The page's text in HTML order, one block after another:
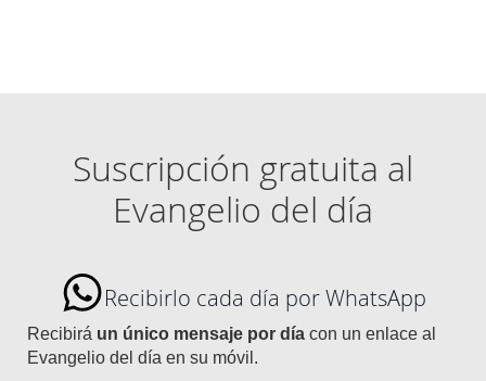
Suscripción gratuita al
Evangelio del día
Recibirlo cada día por WhatsApp
Recibirá un único mensaje por día con un enlace al
Evangelio del día en su móvil.